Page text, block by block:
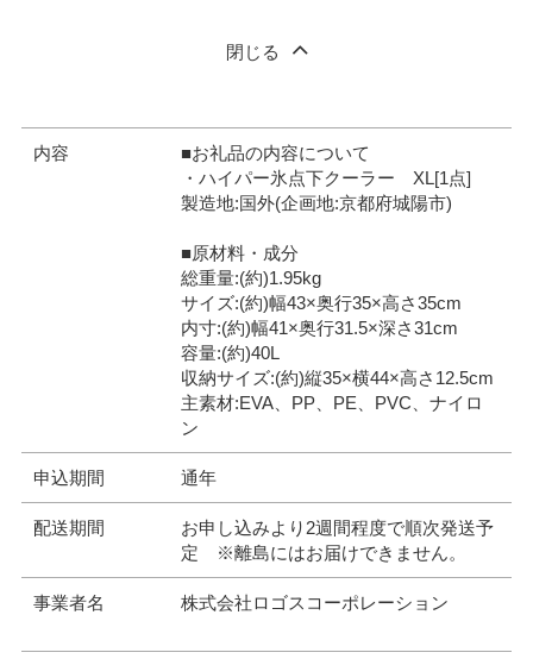
閉じる
内容
■お礼品の内容について
・ハイパー氷点下クーラー XL[1点]
製造地:国外(企画地:京都府城陽市)
■原材料・成分
総重量:(約)1.95kg
サイズ:(約)幅43×奥行35×高さ35cm
内寸:(約)幅41×奥行31.5×深さ31cm
容量:(約)40L
収納サイズ:(約)縦35×横44×高さ12.5cm
主素材:EVA、PP、PE、PVC、ナイロ
ン
申込期間 通年
配送期間
お申し込みより2週間程度で順次発送予
定 ※離島にはお届けできません。
事業者名 株式会社ロゴスコーポレーション